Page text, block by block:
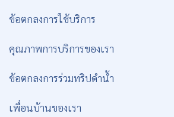
ข้อตกลงการใช้บริการ
คุณภาพการบริการของเรา
ข้อตกลงการร่วมทริปดำน้ำ
เพื่อนบ้านของเรา